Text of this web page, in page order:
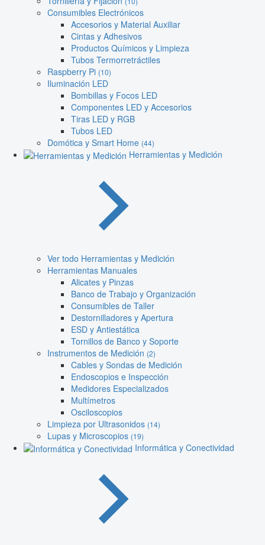
Consumibles Electrónicos
Accesorios y Material Auxiliar
Cintas y Adhesivos
Productos Químicos y Limpieza
Tubos Termorretráctiles
Raspberry Pi (10)
Iluminación LED
Bombillas y Focos LED
Componentes LED y Accesorios
Tiras LED y RGB
Tubos LED
Domótica y Smart Home (44)
Herramientas y Medición
Ver todo Herramientas y Medición
Herramientas Manuales
Alicates y Pinzas
Banco de Trabajo y Organización
Consumibles de Taller
Destornilladores y Apertura
ESD y Antiestática
Tornillos de Banco y Soporte
Instrumentos de Medición (2)
Cables y Sondas de Medición
Endoscopios e Inspección
Medidores Especializados
Multímetros
Osciloscopios
Limpieza por Ultrasonidos (14)
Lupas y Microscopios (19)
Informática y Conectividad